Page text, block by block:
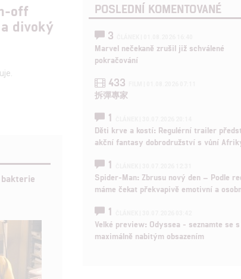
off
divoký
POSLEDNÍ KOMENTOVANÉ
3
Marvel nečekaně zrušil již schválené
pokračování
433
拆彈專家
1
Děti krve a kostí: Regulérní trailer
akční fantasy dobrodružství s vůní
1
Spider-Man: Zbrusu nový den – Podle
máme čekat překvapivě emotivní a
1
Velké preview: Odyssea - seznamte se s
maximálně nabitým obsazením